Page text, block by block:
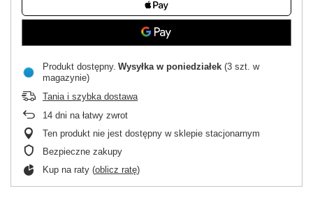
Produkt dostępny Wysyłka w poniedziałek (3 szt. w
magazynie)
Tania i szybka dostawa
14 dni na łatwy zwrot
Ten produkt nie jest dostępny w sklepie stacjonarnym
Bezpieczne zakupy
Kup na raty (oblicz ratę)